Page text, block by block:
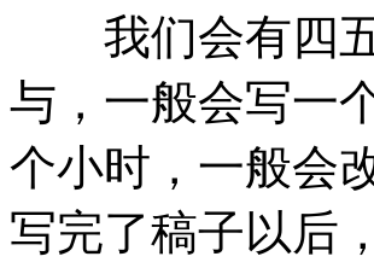
我们会有四五
与，一般会写一
个小时，一般会
写完了稿子以后